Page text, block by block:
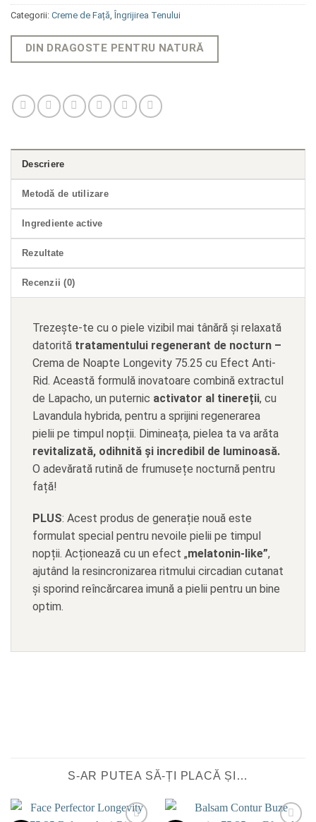
Categorii: Creme de Față, Îngrijirea Tenului
DIN DRAGOSTE PENTRU NATURĂ
Descriere
Metodă de utilizare
Ingrediente active
Rezultate
Recenzii (0)
Trezește-te cu o piele vizibil mai tânără și relaxată
datorită tratamentului regenerant de nocturn –
Crema de Noapte Longevity 75.25 cu Efect Anti-
Rid. Această formulă inovatoare combină extractul
de Lapacho, un puternic activator al tinereții, cu
Lavandula hybrida, pentru a sprijini regenerarea
pielii pe timpul nopții. Dimineața, pielea ta va arăta
revitalizată, odihnită și incredibil de luminoasă.
O adevărată rutină de frumusețe nocturnă pentru
față!
PLUS: Acest produs de generație nouă este
formulat special pentru nevoile pielii pe timpul
nopții. Acționează cu un efect „melatonin-like”,
ajutând la resincronizarea ritmului circadian cutanat
și sporind reîncărcarea imună a pielii pentru un bine
optim.
S-AR PUTEA SĂ-ȚI PLACĂ ȘI…